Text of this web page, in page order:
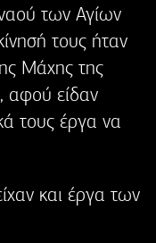
των Αγίων
τους ήταν
Μάχης της
αφού είδαν
τους έργα να
και έργα των